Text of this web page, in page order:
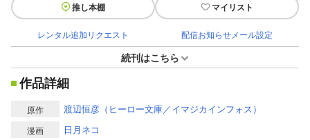
推し本棚 マイリスト
レンタル追加リクエスト 配信お知らせメール設定
続刊はこちら
作品詳細
原作 渡辺恒彦（ヒーロー文庫／イマジカインフォス）
漫画 日月ネコ